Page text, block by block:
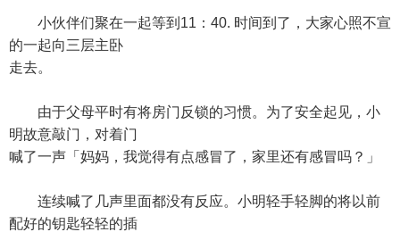
小伙伴们聚在一起等到11：40. 时间到了，大家心照不宣
的一起向三层主卧
走去。
由于父母平时有将房门反锁的习惯。为了安全起见，小
明故意敲门，对着门
喊了一声「妈妈，我觉得有点感冒了，家里还有感冒吗？」
连续喊了几声里面都没有反应。小明轻手轻脚的将以前
配好的钥匙轻轻的插